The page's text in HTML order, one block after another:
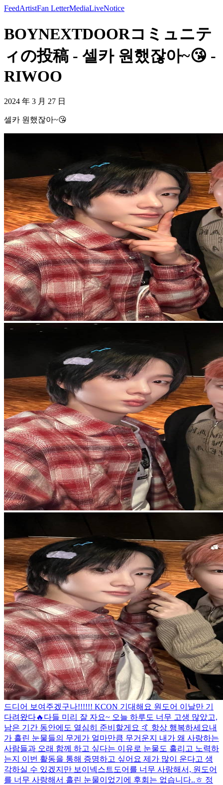
FeedArtistFan LetterMediaLiveNotice
BOYNEXTDOORコミュニテ
ィの投稿 - 셀카 원했잖아~😘 -
RIWOO
2024 年 3 月 27 日
셀카 원했잖아~😘
드디어 보여주겠구나!!!!!! KCON 기대해요 원도어 이날만 기
다려왔다🔥 다들 미리 잘 자요~ 오늘 하루도 너무 고생 많았고,
남은 기간 동안에도 열심히 준비할게요 🤙 항상 행복하세요내
가 흘린 눈물들의 무게가 얼마만큼 무거운지 내가 왜 사랑하는
사람들과 오래 함께 하고 싶다는 이유로 눈물도 흘리고 노력하
는지 이번 활동을 통해 증명하고 싶어요 제가 많이 운다고 생
각하실 수 있겠지만 보이넥스트도어를 너무 사랑해서, 원도어
를 너무 사랑해서 흘린 눈물이었기에 후회는 없습니다..ㅎ 정